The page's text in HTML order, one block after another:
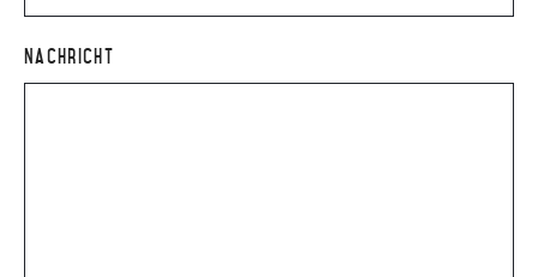
Nachricht